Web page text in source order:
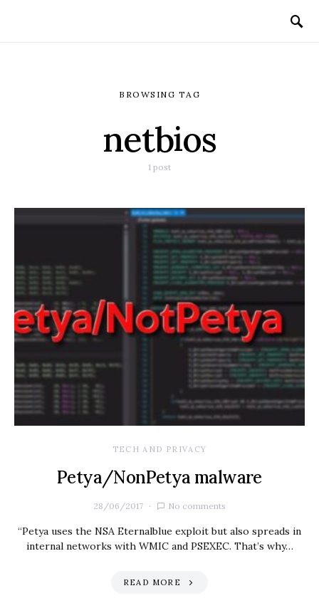
BROWSING TAG
netbios
1 post
TECH AND PRIVACY
Petya/NonPetya malware
28/06/2017 No comments
“Petya uses the NSA Eternalblue exploit but also spreads in
internal networks with WMIC and PSEXEC. That’s why…
READ MORE